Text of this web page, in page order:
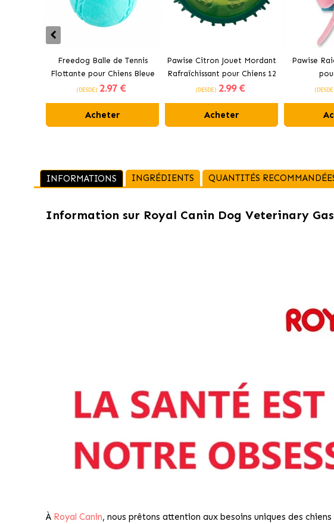
Freedog Balle de Tennis
Flottante pour Chiens Bleue
(DESDE) 2.97 €
Acheter
Pawise Citron Jouet Mordant
Rafraîchissant pour Chiens 12
cm
(DESDE) 2.99 €
Acheter
Pawise
INFORMATIONS INGRÉDIENTS QUANTITÉS
Information sur Royal Canin Dog Veterinary
À Royal Canin, nous prêtons attention aux besoins uniques des